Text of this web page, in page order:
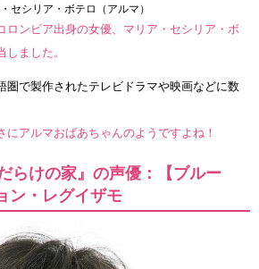
セシリア・ボテロ（アルマ）
ロンビア出身の女優、マリア・セシリア・ボ
ました。
圏で製作されたテレビドラマや映画などに数
にアルマおばあちゃんのようですよね！
らけの家』の声優：【ブルー
ン・レグイザモ